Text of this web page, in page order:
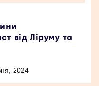
від Ліруму та
2024